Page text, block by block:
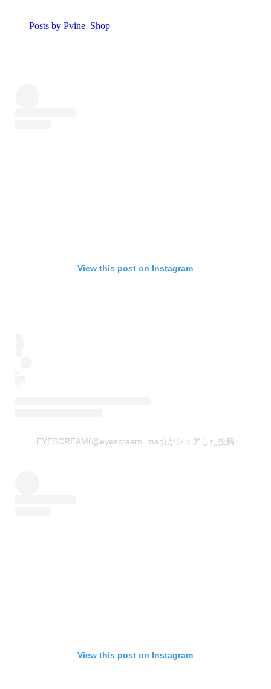
Posts by Pvine_Shop
View this post on Instagram
EYESCREAM(@eyescream_mag)がシェアした投稿
View this post on Instagram